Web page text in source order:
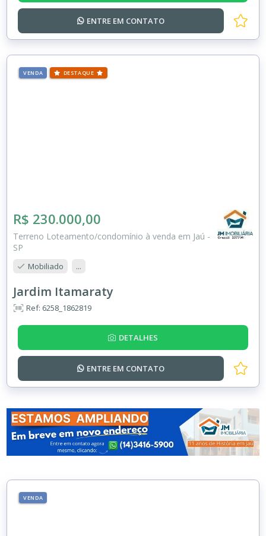
ENTRE EM CONTATO
VENDA DESTAQUE
R$ 230.000,00
Terreno Loteamento/condomínio à venda em Jaú -
SP
Mobiliado ...
Jardim Itamaraty
Ref: 6258_1862819
DETALHES
ENTRE EM CONTATO
VENDA